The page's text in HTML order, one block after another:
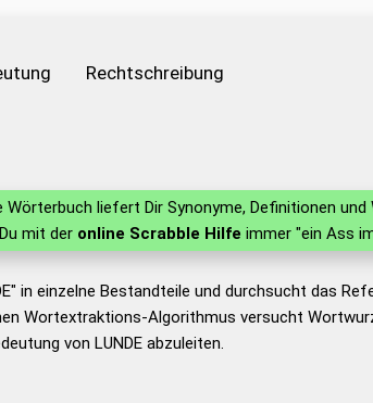
Rechtschreibung
Wörterbuch liefert Dir Synonyme, Definitionen
mit der online Scrabble Hilfe immer "ein Ass
in einzelne Bestandteile und durchsucht das
Wortextraktions-Algorithmus versucht
von LUNDE abzuleiten.